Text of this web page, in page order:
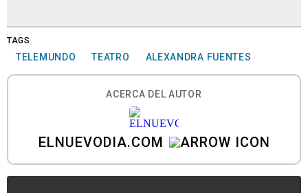
TAGS
TELEMUNDO TEATRO ALEXANDRA FUENTES
ACERCA DEL AUTOR
ELNUEVODIA.COM